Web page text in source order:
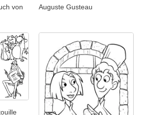
von
Auguste Gusteau